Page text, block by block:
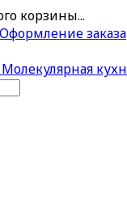
корзины...
Оформление заказа